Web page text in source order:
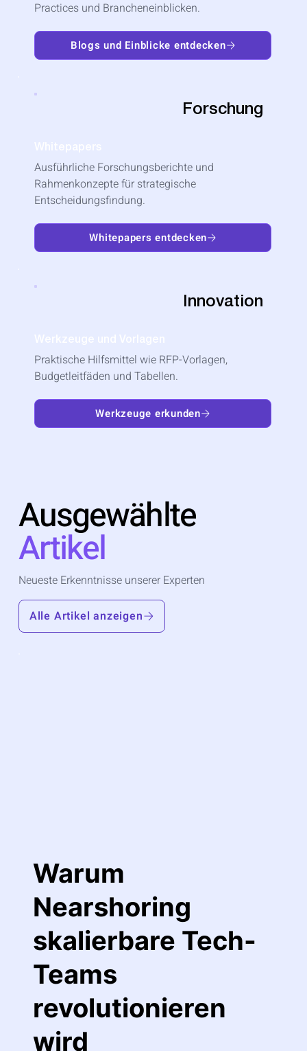
Practices und Brancheneinblicken.
Blogs und Einblicke entdecken
Forschung
Ausführliche Forschungsberichte und
Rahmenkonzepte für strategische
Entscheidungsfindung.
Whitepapers entdecken
Innovation
Praktische Hilfsmittel wie RFP-Vorlagen,
Budgetleitfäden und Tabellen.
Werkzeuge erkunden
Ausgewählte
Artikel
Neueste Erkenntnisse unserer Experten
Alle Artikel anzeigen
Warum
Nearshoring
skalierbare Tech-
Teams
revolutionieren
wird